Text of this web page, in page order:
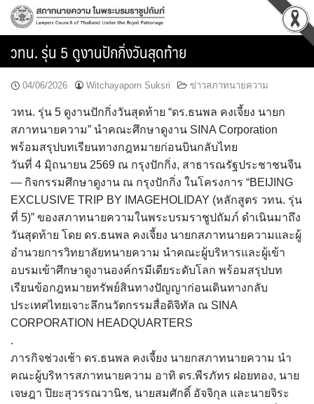
Skip
วทน. รุ่น 5 ดูงานปักกิ่งวันสุดท้าย
04/06/2026 Witchayaporn Suksri ข่าวสภาทนายความ
วทน. รุ่น 5 ดูงานปักกิ่งวันสุดท้าย “ดร.ธนพล คงเจี้ยง นายก
สภาทนายความ” นำคณะศึกษาดูงาน SINA Corporation
พร้อมสรุปบทเรียนทางกฎหมายก่อนบินกลับไทย
วันที่ 4 มิุถนายน 2569 ณ กรุงปักกิ่ง, สาธารณรัฐประชาชนจีน
— กิจกรรมศึกษาดูงาน ณ กรุงปักกิ่ง ในโครงการ “BEIJING
EXCLUSIVE TRIP BY IMAGEHOLIDAY (หลักสูตร วทน. รุ่น
ที่ 5)” ของสภาทนายความในพระบรมราชูปถัมภ์ ดำเนินมาถึง
วันสุดท้าย โดย ดร.ธนพล คงเจี้ยง นายกสภาทนายความและผู้
อำนวยการวิทยาลัยทนายความ นำคณะผู้บริหารและผู้เข้า
อบรมเข้าศึกษาดูงานองค์กรมีเดียระดับโลก พร้อมสรุปบท
เรียนข้อกฎหมายทรัพย์สินทางปัญญาก่อนเดินทางกลับ
ประเทศไทยเจาะลึกนวัตกรรมสื่อดิจิทัล ณ SINA
CORPORATION HEADQUARTERS
.
ภารกิจช่วงเช้า ดร.ธนพล คงเจี้ยง นายกสภาทนายความ นำ
คณะผู้บริหารสภาทนายความ อาทิ ดร.พีรภัทร ฝอยทอง, นาย
เจษฎา ปิยะสุวรรณวานิช, นายสมศักดิ์ อัจจิกุล และนายจิระ